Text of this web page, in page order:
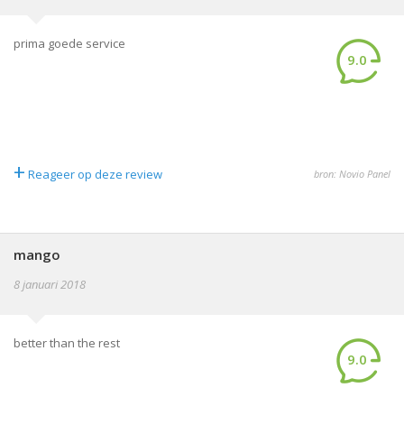
prima goede service
9.0
+ Reageer op deze review bron: Novio Panel
mango
8 januari 2018
better than the rest
9.0